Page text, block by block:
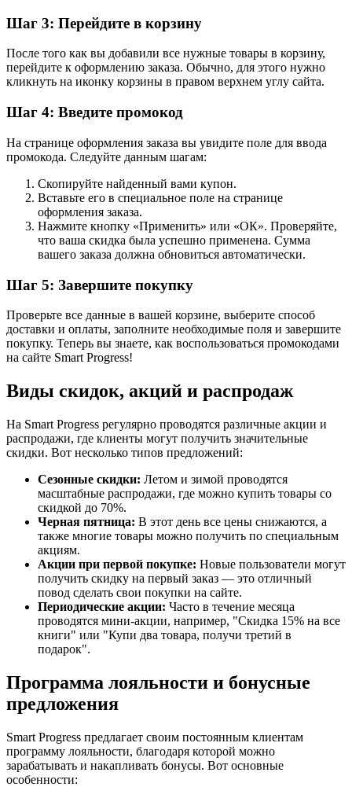
Шаг 3: Перейдите в корзину
После того как вы добавили все нужные товары в корзину,
перейдите к оформлению заказа. Обычно, для этого нужно
кликнуть на иконку корзины в правом верхнем углу сайта.
Шаг 4: Введите промокод
На странице оформления заказа вы увидите поле для ввода
промокода. Следуйте данным шагам:
Скопируйте найденный вами купон.
Вставьте его в специальное поле на странице
оформления заказа.
Нажмите кнопку «Применить» или «ОК». Проверяйте,
что ваша скидка была успешно применена. Сумма
вашего заказа должна обновиться автоматически.
Шаг 5: Завершите покупку
Проверьте все данные в вашей корзине, выберите способ
доставки и оплаты, заполните необходимые поля и завершите
покупку. Теперь вы знаете, как воспользоваться промокодами
на сайте Smart Progress!
Виды скидок, акций и распродаж
На Smart Progress регулярно проводятся различные акции и
распродажи, где клиенты могут получить значительные
скидки. Вот несколько типов предложений:
Сезонные скидки: Летом и зимой проводятся
масштабные распродажи, где можно купить товары со
скидкой до 70%.
Черная пятница: В этот день все цены снижаются, а
также многие товары можно получить по специальным
акциям.
Акции при первой покупке: Новые пользователи могут
получить скидку на первый заказ — это отличный
повод сделать свои покупки на сайте.
Периодические акции: Часто в течение месяца
проводятся мини-акции, например, "Скидка 15% на все
книги" или "Купи два товара, получи третий в
подарок".
Программа лояльности и бонусные
предложения
Smart Progress предлагает своим постоянным клиентам
программу лояльности, благодаря которой можно
зарабатывать и накапливать бонусы. Вот основные
особенности: